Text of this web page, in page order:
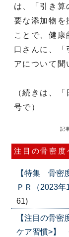
は、「引き算
要な添加物を
ことで、健康
口さんに、「
アについて聞
（続きは、
号で）
記
注目の骨密
【特集 骨密
ＰＲ（2023
61)
【注目の骨
ケア習慣>】